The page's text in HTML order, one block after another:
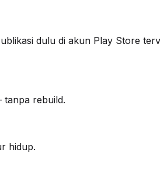
dulu di akun Play Store
rebuild.
hidup.